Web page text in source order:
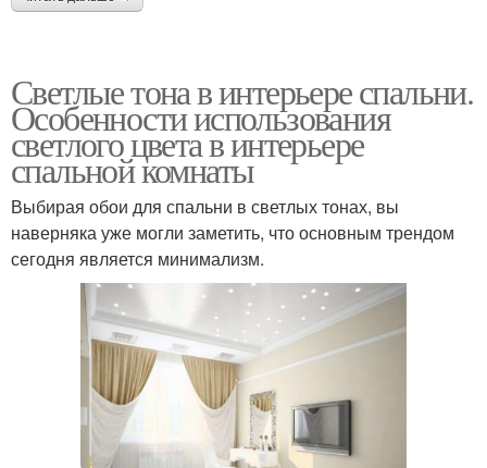
Светлые тона в интерьере спальни.
Особенности использования
светлого цвета в интерьере
спальной комнаты
Выбирая обои для спальни в светлых тонах, вы
наверняка уже могли заметить, что основным трендом
сегодня является минимализм.